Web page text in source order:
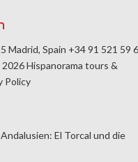
Madrid, Spain +34 91 521 59
Hispanorama tours &
Policy
El Torcal und die